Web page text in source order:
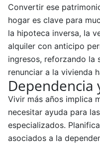
Convertir ese
hogar es clave para
la hipoteca inversa, la
alquiler con anticipo
ingresos, reforzando la
renunciar a la vivienda
Dependencia
Vivir más años implica
necesitar ayuda para
especializados.
asociados a la